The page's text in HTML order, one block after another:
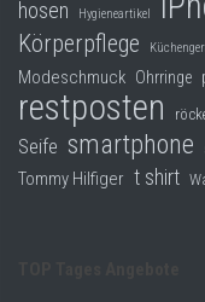
hosen Hygieneartikel
Körperpflege
Modeschmuck Ohrringe
restposten
Seife smartphone
Tommy Hilfiger t shirt